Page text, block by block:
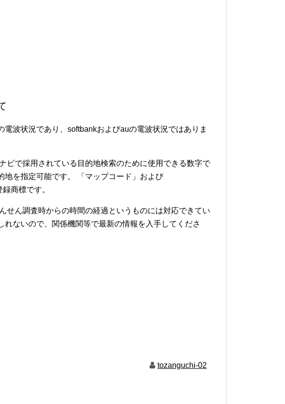
電波状況であり、softbankおよびauの電波状況ではありま
ビで採用されている目的地検索のために使用できる数字で
地を指定可能です。 「マップコード」および
商標です。
せん調査時からの時間の経過というものには対応できてい
れないので、関係機関等で最新の情報を入手してくださ
tozanguchi-02